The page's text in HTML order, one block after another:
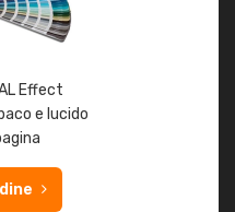
Effect
e lucido